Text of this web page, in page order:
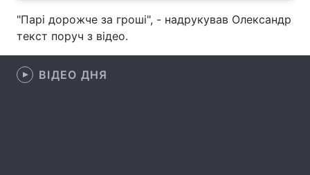
Тема оформлення
"Парі дорожче за гроші", - надрукував Олександр
текст поруч з відео.
ВІДЕО ДНЯ